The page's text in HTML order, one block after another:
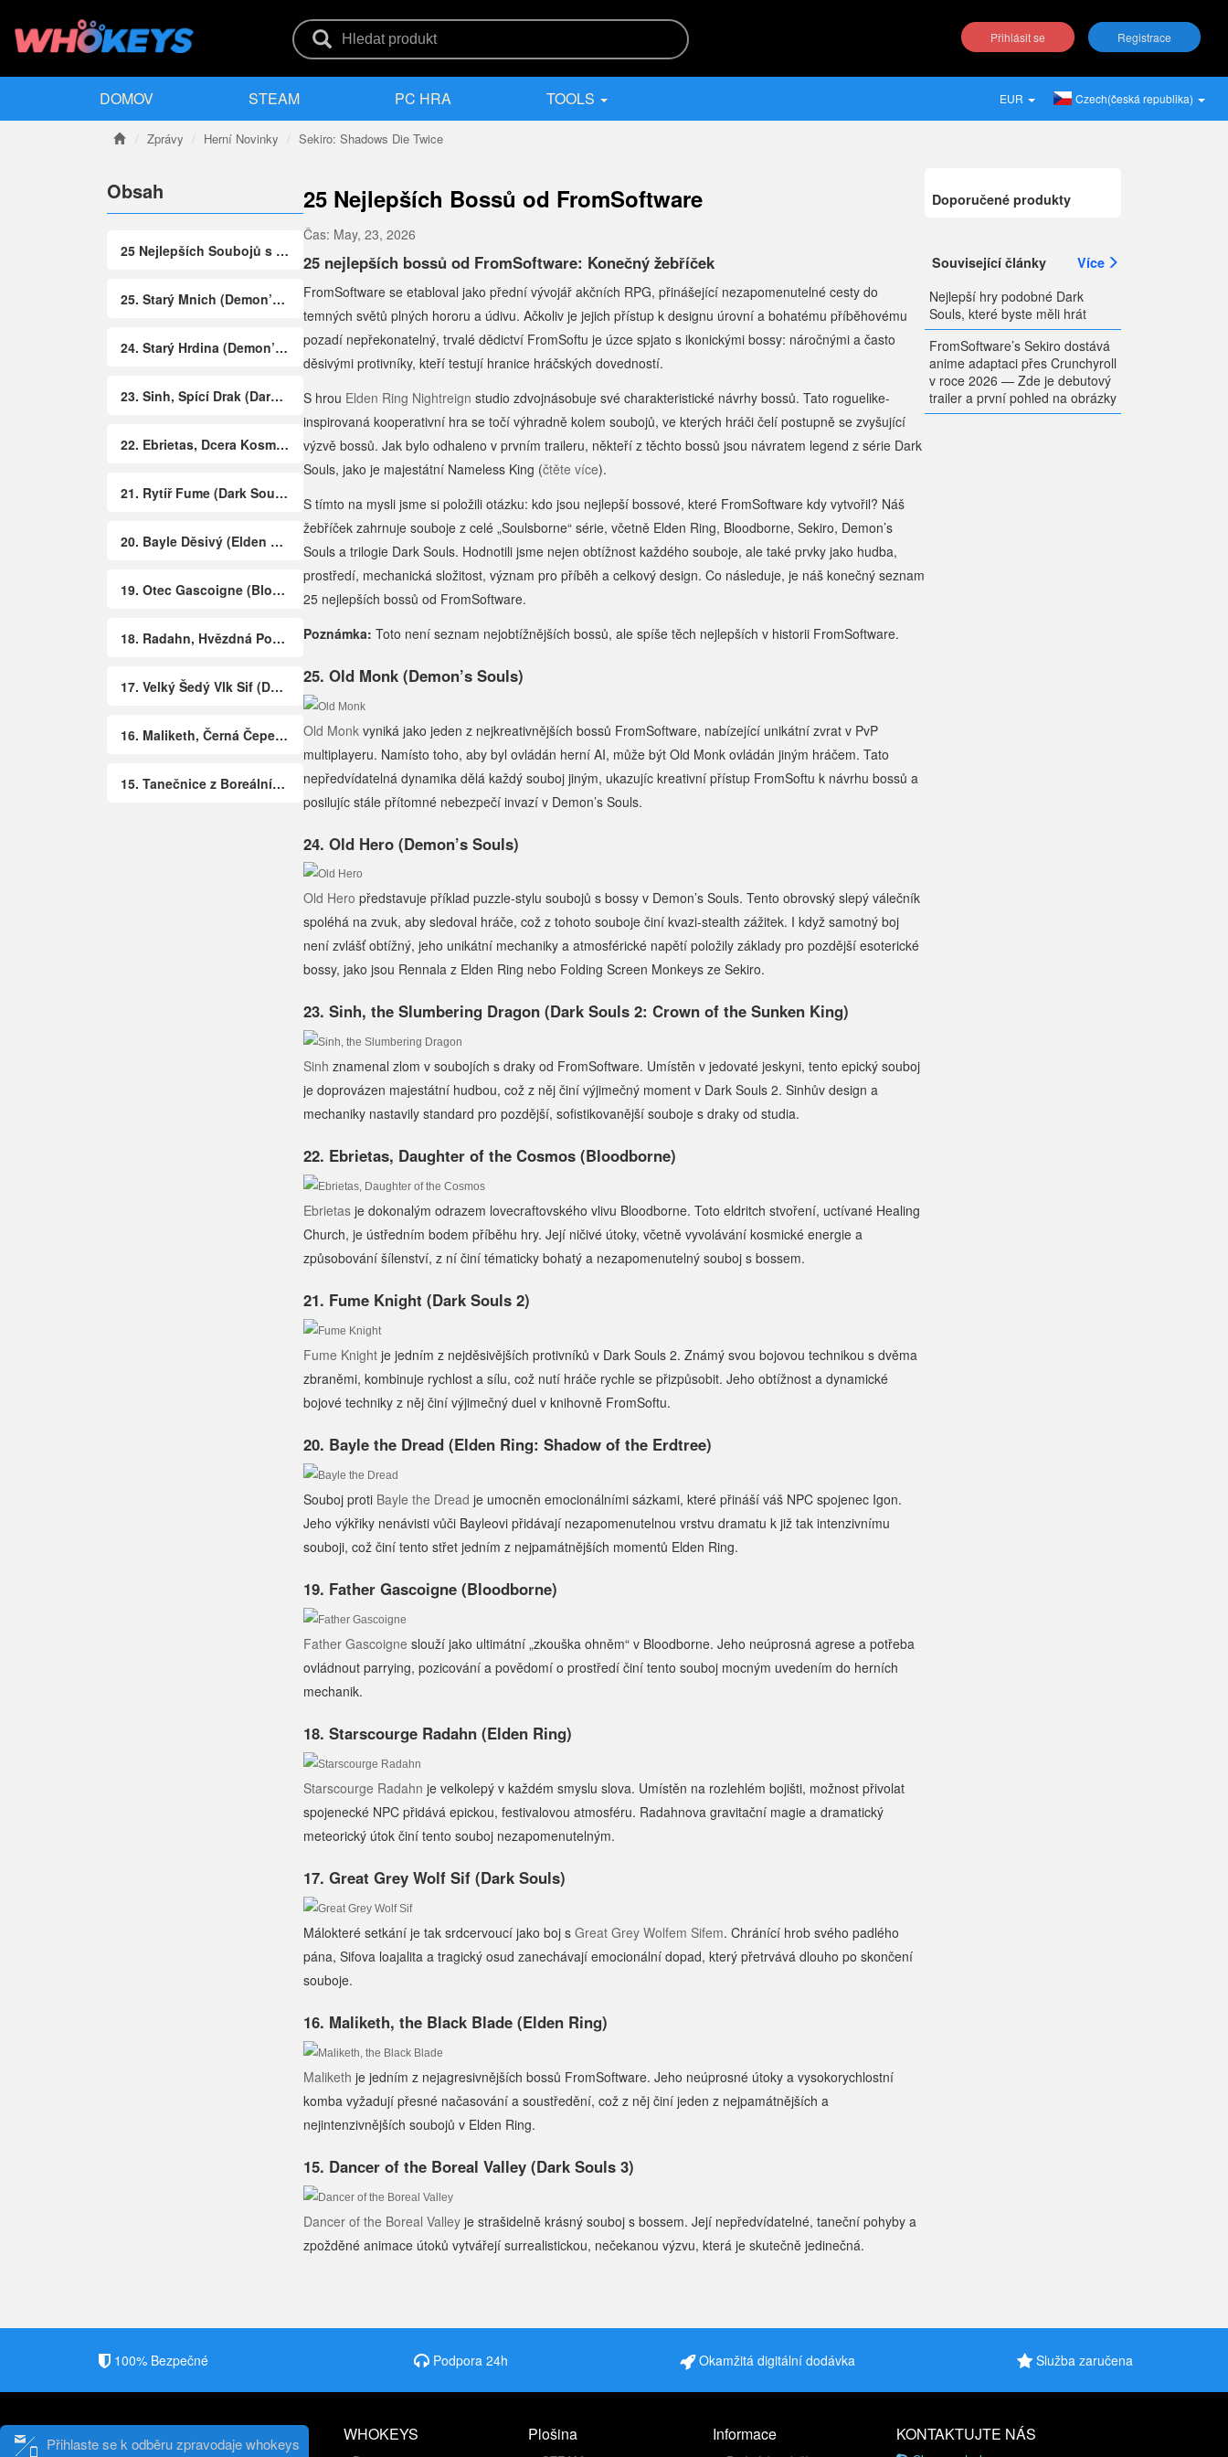
Přihlásit se Registrace
DOMOV STEAM PC HRA TOOLS EUR Czech(česká republika)
Zprávy Herní Novinky Sekiro: Shadows Die Twice
Obsah
25 Nejlepších Soubojů s Bossy od FromSoftware: Konečné Pořadí
25. Starý Mnich (Demon’s Souls)
24. Starý Hrdina (Demon’s Souls)
23. Sinh, Spící Drak (Dark Souls 2: Crown of the Sunken King)
22. Ebrietas, Dcera Kosmu (Bloodborne)
21. Rytíř Fume (Dark Souls 2)
20. Bayle Děsivý (Elden Ring: Stín Erdového Stromu)
19. Otec Gascoigne (Bloodborne)
18. Radahn, Hvězdná Pohroma (Elden Ring)
17. Velký Šedý Vlk Sif (Dark Souls)
16. Maliketh, Černá Čepel (Elden Ring)
15. Tanečnice z Boreálního Údolí (Dark Souls 3)
25 Nejlepších Bossů od FromSoftware
Čas: May, 23, 2026
25 nejlepších bossů od FromSoftware: Konečný žebříček
FromSoftware se etabloval jako přední vývojář akčních RPG, přinášející nezapomenutelné cesty do
temných světů plných hororu a údivu. Ačkoliv je jejich přístup k designu úrovní a bohatému příběhovému
pozadí nepřekonatelný, trvalé dědictví FromSoftu je úzce spjato s ikonickými bossy: náročnými a často
děsivými protivníky, kteří testují hranice hráčských dovedností.
S hrou Elden Ring Nightreign studio zdvojnásobuje své charakteristické návrhy bossů. Tato roguelike-
inspirovaná kooperativní hra se točí výhradně kolem soubojů, ve kterých hráči čelí postupně se zvyšující
výzvě bossů. Jak bylo odhaleno v prvním traileru, někteří z těchto bossů jsou návratem legend z série Dark
Souls, jako je majestátní Nameless King (čtěte více).
S tímto na mysli jsme si položili otázku: kdo jsou nejlepší bossové, které FromSoftware kdy vytvořil? Náš
žebříček zahrnuje souboje z celé „Soulsborne“ série, včetně Elden Ring, Bloodborne, Sekiro, Demon’s
Souls a trilogie Dark Souls. Hodnotili jsme nejen obtížnost každého souboje, ale také prvky jako hudba,
prostředí, mechanická složitost, význam pro příběh a celkový design. Co následuje, je náš konečný seznam
25 nejlepších bossů od FromSoftware.
Poznámka: Toto není seznam nejobtížnějších bossů, ale spíše těch nejlepších v historii FromSoftware.
25. Old Monk (Demon’s Souls)
Old Monk vyniká jako jeden z nejkreativnějších bossů FromSoftware, nabízející unikátní zvrat v PvP
multiplayeru. Namísto toho, aby byl ovládán herní AI, může být Old Monk ovládán jiným hráčem. Tato
nepředvídatelná dynamika dělá každý souboj jiným, ukazujíc kreativní přístup FromSoftu k návrhu bossů a
posilujíc stále přítomné nebezpečí invazí v Demon’s Souls.
24. Old Hero (Demon’s Souls)
Old Hero představuje příklad puzzle-stylu soubojů s bossy v Demon’s Souls. Tento obrovský slepý válečník
spoléhá na zvuk, aby sledoval hráče, což z tohoto souboje činí kvazi-stealth zážitek. I když samotný boj
není zvlášť obtížný, jeho unikátní mechaniky a atmosférické napětí položily základy pro pozdější esoterické
bossy, jako jsou Rennala z Elden Ring nebo Folding Screen Monkeys ze Sekiro.
23. Sinh, the Slumbering Dragon (Dark Souls 2: Crown of the Sunken King)
Sinh znamenal zlom v soubojích s draky od FromSoftware. Umístěn v jedovaté jeskyni, tento epický souboj
je doprovázen majestátní hudbou, což z něj činí výjimečný moment v Dark Souls 2. Sinhův design a
mechaniky nastavily standard pro pozdější, sofistikovanější souboje s draky od studia.
22. Ebrietas, Daughter of the Cosmos (Bloodborne)
Ebrietas je dokonalým odrazem lovecraftovského vlivu Bloodborne. Toto eldritch stvoření, uctívané Healing
Church, je ústředním bodem příběhu hry. Její ničivé útoky, včetně vyvolávání kosmické energie a
způsobování šílenství, z ní činí tématicky bohatý a nezapomenutelný souboj s bossem.
21. Fume Knight (Dark Souls 2)
Fume Knight je jedním z nejděsivějších protivníků v Dark Souls 2. Známý svou bojovou technikou s dvěma
zbraněmi, kombinuje rychlost a sílu, což nutí hráče rychle se přizpůsobit. Jeho obtížnost a dynamické
bojové techniky z něj činí výjimečný duel v knihovně FromSoftu.
20. Bayle the Dread (Elden Ring: Shadow of the Erdtree)
Souboj proti Bayle the Dread je umocněn emocionálními sázkami, které přináší váš NPC spojenec Igon.
Jeho výkřiky nenávisti vůči Bayleovi přidávají nezapomenutelnou vrstvu dramatu k již tak intenzivnímu
souboji, což činí tento střet jedním z nejpamátnějších momentů Elden Ring.
19. Father Gascoigne (Bloodborne)
Father Gascoigne slouží jako ultimátní „zkouška ohněm“ v Bloodborne. Jeho neúprosná agrese a potřeba
ovládnout parrying, pozicování a povědomí o prostředí činí tento souboj mocným uvedením do herních
mechanik.
18. Starscourge Radahn (Elden Ring)
Starscourge Radahn je velkolepý v každém smyslu slova. Umístěn na rozlehlém bojišti, možnost přivolat
spojenecké NPC přidává epickou, festivalovou atmosféru. Radahnova gravitační magie a dramatický
meteorický útok činí tento souboj nezapomenutelným.
17. Great Grey Wolf Sif (Dark Souls)
Málokteré setkání je tak srdcervoucí jako boj s Great Grey Wolfem Sifem. Chránící hrob svého padlého
pána, Sifova loajalita a tragický osud zanechávají emocionální dopad, který přetrvává dlouho po skončení
souboje.
16. Maliketh, the Black Blade (Elden Ring)
Maliketh je jedním z nejagresivnějších bossů FromSoftware. Jeho neúprosné útoky a vysokorychlostní
komba vyžadují přesné načasování a soustředění, což z něj činí jeden z nejpamátnějších a
nejintenzivnějších soubojů v Elden Ring.
15. Dancer of the Boreal Valley (Dark Souls 3)
Dancer of the Boreal Valley je strašidelně krásný souboj s bossem. Její nepředvídatelné, taneční pohyby a
zpožděné animace útoků vytvářejí surrealistickou, nečekanou výzvu, která je skutečně jedinečná.
Doporučené produkty
Související články
Více
Nejlepší hry podobné Dark
Souls, které byste měli hrát
FromSoftware’s Sekiro dostává
anime adaptaci přes Crunchyroll
v roce 2026 — Zde je debutový
trailer a první pohled na obrázky
100% Bezpečné Podpora 24h Okamžitá digitální dodávka Služba zaručena
Přihlaste se k odběru zpravodaje whokeys WHOKEYS Plošina Informace KONTAKTUJTE NÁS